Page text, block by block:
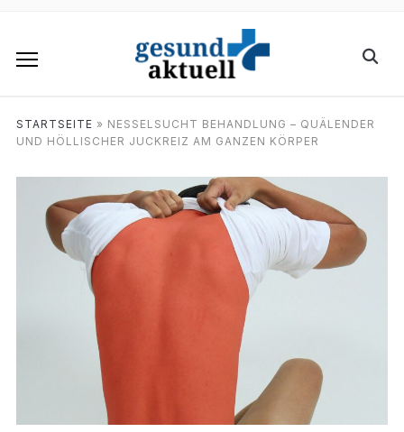
STARTSEITE » NESSELSUCHT BEHANDLUNG – QUÄLENDER
UND HÖLLISCHER JUCKREIZ AM GANZEN KÖRPER